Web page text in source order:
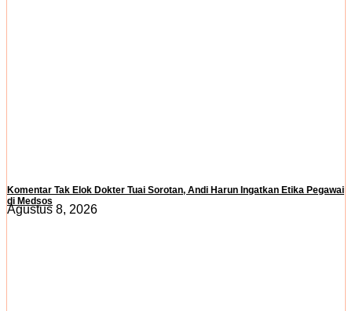
Komentar Tak Elok Dokter Tuai Sorotan, Andi Harun Ingatkan Etika Pegawai
di Medsos
Agustus 8, 2026